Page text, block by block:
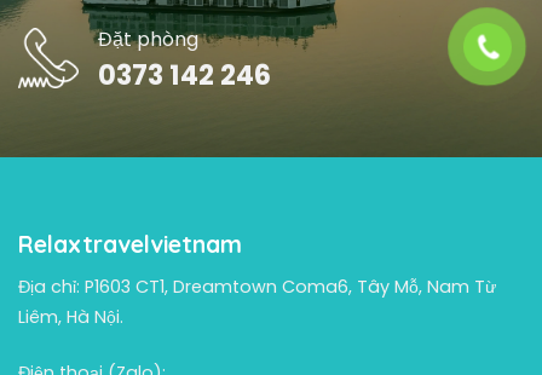
Đặt phòng
0373 142 246
Relaxtravelvietnam
Địa chỉ: P1603 CT1, Dreamtown Coma6, Tây Mỗ, Nam Từ
Liêm, Hà Nội.